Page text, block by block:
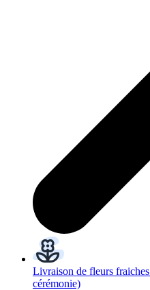
Livraison de fleurs fraiches
cérémonie)